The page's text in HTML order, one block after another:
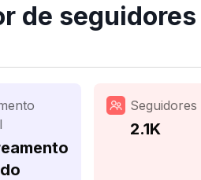
de
Seguidores
2.1K